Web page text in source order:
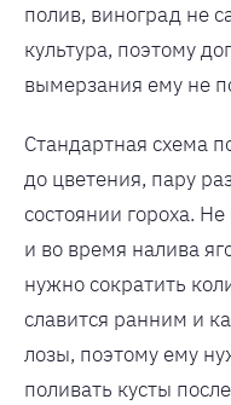
полив, виноград не
культура, поэтому
вымерзания ему не
Стандартная схема
до цветения, пару
состоянии гороха.
и во время налива
нужно сократить
славится ранним и
лозы, поэтому ему
поливать кусты